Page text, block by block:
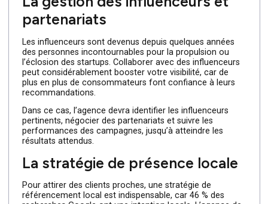
L’optimisation de l’expérience
utilisateur (UX/UI)
Une expérienceutilisateur fluide et intuitiveest
pour convertir les visiteurs en clients fidèles. Une bonne
UX peut augmenter les taux de conversion de 400 %. Il
faut noter que le rôle de l’agence ici est de proposer
simplification des parcours clients.
La gestion des influenceurs et
partenariats
Les influenceurs sont devenus depuis quelques années
des personnes incontournables pour la propulsion ou